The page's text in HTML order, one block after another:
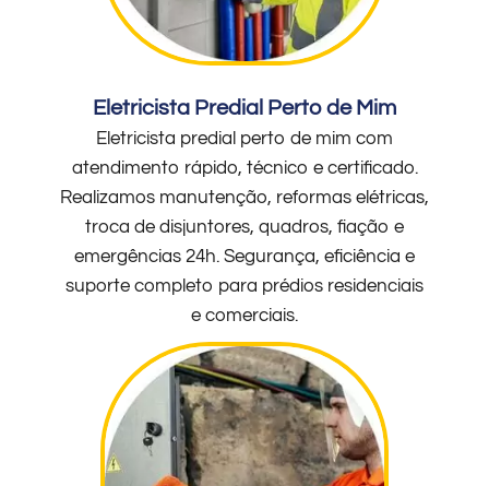
Eletricista Predial Perto de Mim
Eletricista predial perto de mim com
atendimento rápido, técnico e certificado.
Realizamos manutenção, reformas elétricas,
troca de disjuntores, quadros, fiação e
emergências 24h. Segurança, eficiência e
suporte completo para prédios residenciais
e comerciais.